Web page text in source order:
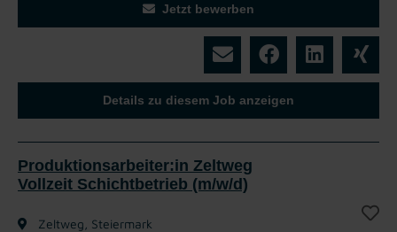
Jetzt bewerben
Details zu diesem Job anzeigen
Produktionsarbeiter:in Zeltweg
Vollzeit Schichtbetrieb (m/w/d)
Zeltweg, Steiermark